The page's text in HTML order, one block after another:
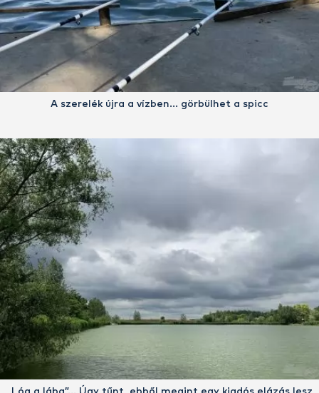
A szerelék újra a vízben… görbülhet a spicc